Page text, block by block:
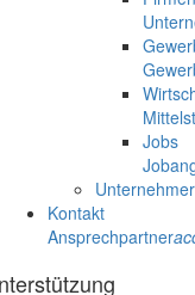
Jobs
Kontakt
Ansprechpartner